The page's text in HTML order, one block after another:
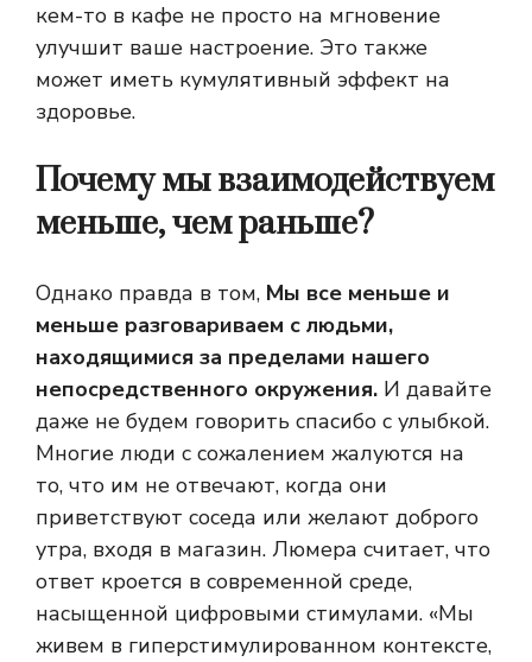
кем-то в кафе не просто на мгновение
улучшит ваше настроение. Это также
может иметь кумулятивный эффект на
здоровье.
Почему мы взаимодействуем
меньше, чем раньше?
Однако правда в том, Мы все меньше и
меньше разговариваем с людьми,
находящимися за пределами нашего
непосредственного окружения. И давайте
даже не будем говорить спасибо с улыбкой.
Многие люди с сожалением жалуются на
то, что им не отвечают, когда они
приветствуют соседа или желают доброго
утра, входя в магазин. Люмера считает, что
ответ кроется в современной среде,
насыщенной цифровыми стимулами. «Мы
живем в гиперстимулированном контексте,